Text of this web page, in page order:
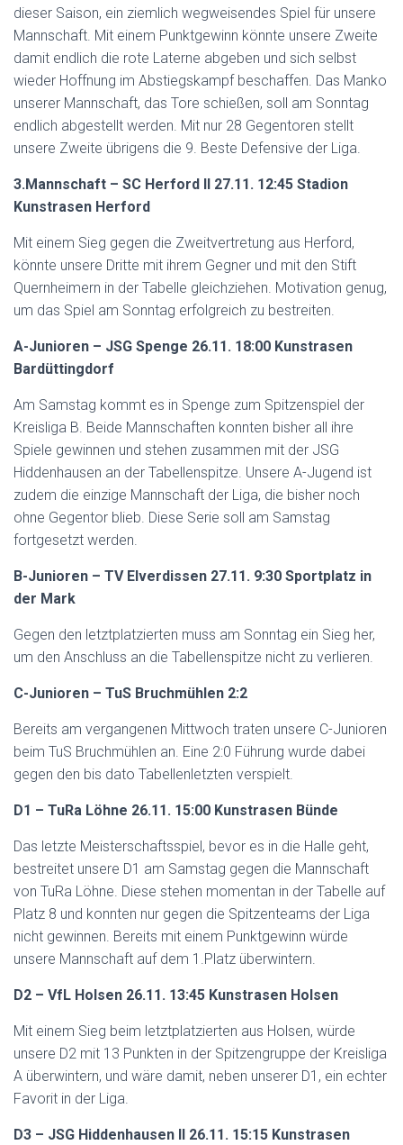
dieser Saison, ein ziemlich wegweisendes Spiel für unsere
Mannschaft. Mit einem Punktgewinn könnte unsere Zweite
damit endlich die rote Laterne abgeben und sich selbst
wieder Hoffnung im Abstiegskampf beschaffen. Das Manko
unserer Mannschaft, das Tore schießen, soll am Sonntag
endlich abgestellt werden. Mit nur 28 Gegentoren stellt
unsere Zweite übrigens die 9. Beste Defensive der Liga.
3.Mannschaft – SC Herford II 27.11. 12:45 Stadion
Kunstrasen Herford
Mit einem Sieg gegen die Zweitvertretung aus Herford,
könnte unsere Dritte mit ihrem Gegner und mit den Stift
Quernheimern in der Tabelle gleichziehen. Motivation genug,
um das Spiel am Sonntag erfolgreich zu bestreiten.
A-Junioren – JSG Spenge 26.11. 18:00 Kunstrasen
Bardüttingdorf
Am Samstag kommt es in Spenge zum Spitzenspiel der
Kreisliga B. Beide Mannschaften konnten bisher all ihre
Spiele gewinnen und stehen zusammen mit der JSG
Hiddenhausen an der Tabellenspitze. Unsere A-Jugend ist
zudem die einzige Mannschaft der Liga, die bisher noch
ohne Gegentor blieb. Diese Serie soll am Samstag
fortgesetzt werden.
B-Junioren – TV Elverdissen 27.11. 9:30 Sportplatz in
der Mark
Gegen den letztplatzierten muss am Sonntag ein Sieg her,
um den Anschluss an die Tabellenspitze nicht zu verlieren.
C-Junioren – TuS Bruchmühlen 2:2
Bereits am vergangenen Mittwoch traten unsere C-Junioren
beim TuS Bruchmühlen an. Eine 2:0 Führung wurde dabei
gegen den bis dato Tabellenletzten verspielt.
D1 – TuRa Löhne 26.11. 15:00 Kunstrasen Bünde
Das letzte Meisterschaftsspiel, bevor es in die Halle geht,
bestreitet unsere D1 am Samstag gegen die Mannschaft
von TuRa Löhne. Diese stehen momentan in der Tabelle auf
Platz 8 und konnten nur gegen die Spitzenteams der Liga
nicht gewinnen. Bereits mit einem Punktgewinn würde
unsere Mannschaft auf dem 1.Platz überwintern.
D2 – VfL Holsen 26.11. 13:45 Kunstrasen Holsen
Mit einem Sieg beim letztplatzierten aus Holsen, würde
unsere D2 mit 13 Punkten in der Spitzengruppe der Kreisliga
A überwintern, und wäre damit, neben unserer D1, ein echter
Favorit in der Liga.
D3 – JSG Hiddenhausen II 26.11. 15:15 Kunstrasen